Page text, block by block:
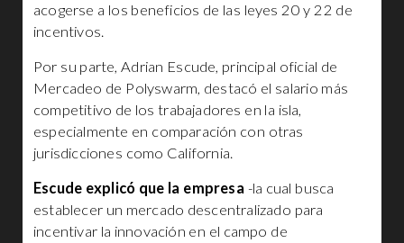
acogerse a los beneficios de las leyes 20 y 22 de
incentivos.
Por su parte, Adrian Escude, principal oficial de
Mercadeo de Polyswarm, destacó el salario más
competitivo de los trabajadores en la isla,
especialmente en comparación con otras
jurisdicciones como California.
Escude explicó que la empresa -la cual busca
establecer un mercado descentralizado para
incentivar la innovación en el campo de